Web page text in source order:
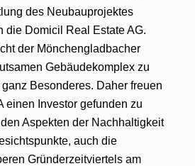
des Neubauprojektes
die Domicil Real Estate AG.
der Mönchengladbacher
Gebäudekomplex zu
Besonderes. Daher freuen
einen Investor gefunden zu
Aspekten der Nachhaltigkeit
auch die
Gründerzeitviertels am